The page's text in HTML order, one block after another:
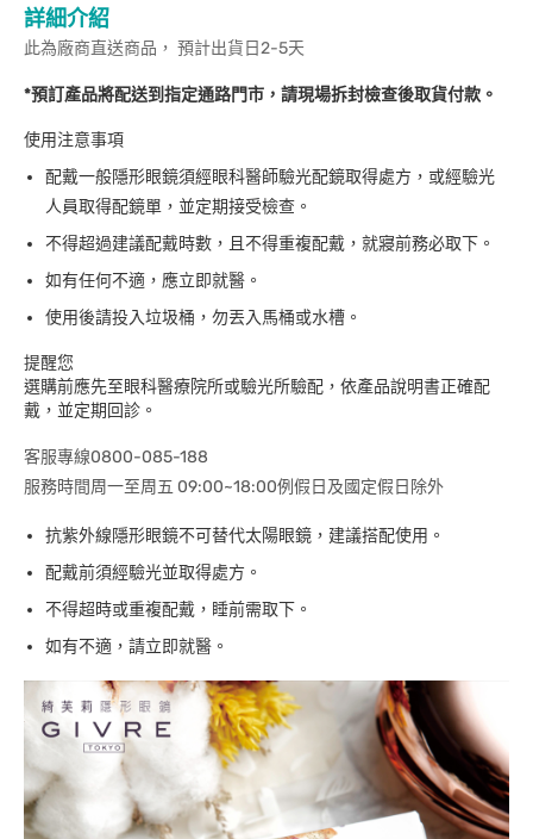
詳細介紹
此為廠商直送商品， 預計出貨日2-5天
*預訂產品將配送到指定通路門市，請現場拆封檢查後取貨付款。
使用注意事項
配戴一般隱形眼鏡須經眼科醫師驗光配鏡取得處方，或經驗光
人員取得配鏡單，並定期接受檢查。
不得超過建議配戴時數，且不得重複配戴，就寢前務必取下。
如有任何不適，應立即就醫。
使用後請投入垃圾桶，勿丟入馬桶或水槽。
提醒您
選購前應先至眼科醫療院所或驗光所驗配，依產品說明書正確配
戴，並定期回診。
客服專線0800-085-188
服務時間周一至周五 09:00~18:00例假日及國定假日除外
抗紫外線隱形眼鏡不可替代太陽眼鏡，建議搭配使用。
配戴前須經驗光並取得處方。
不得超時或重複配戴，睡前需取下。
如有不適，請立即就醫。